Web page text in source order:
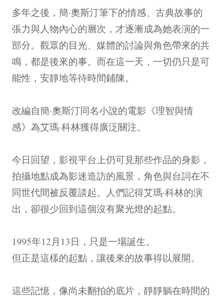
多年之後，簡·奧斯汀筆下的情感、古典故事的
張力與人物內心的層次，才逐漸成為她表演的一
部分。觀眾的目光、媒體的討論與角色帶來的共
鳴，都是後來的事。而在這一天，一切仍只是可
能性，安靜地等待時間鋪陳。
改編自簡·奧斯汀同名小說的電影《理智與情
感》為艾瑪·科林獲得廣泛關注。
今日回望，影視平台上仍可見那些作品的身影，
拍攝地點成為影迷造訪的風景，角色與台詞在不
同世代間被反覆談起。人們記得艾瑪·科林的演
出，卻很少回到這個沒有聚光燈的起點。
1995年12月13日，只是一場誕生。
但正是這樣的起點，讓後來的故事得以展開。
這些記憶，像尚未翻拍的底片，靜靜躺在時間的